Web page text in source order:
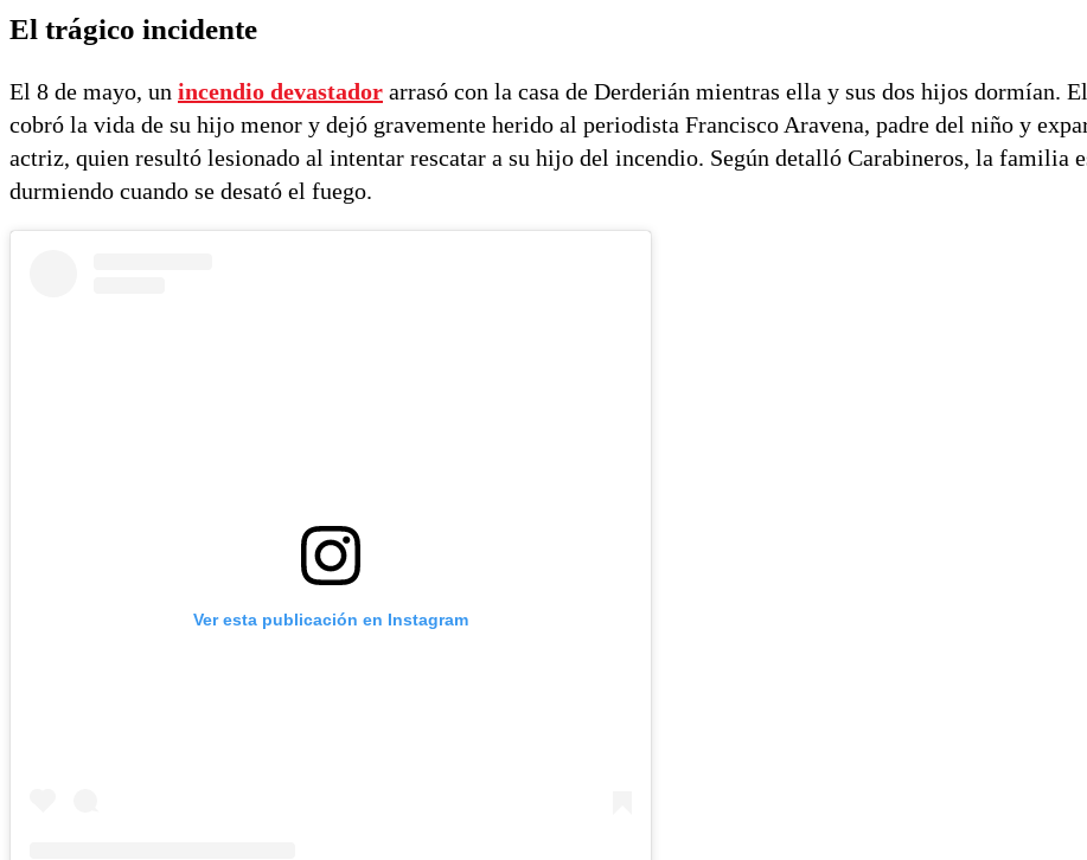
El trágico incidente
El 8 de mayo, un incendio devastador arrasó con la casa de Derderián mientras ella y sus dos hijos dormían.
cobró la vida de su hijo menor y dejó gravemente herido al periodista Francisco Aravena, padre del niño y
actriz, quien resultó lesionado al intentar rescatar a su hijo del incendio. Según detalló Carabineros, la familia
durmiendo cuando se desató el fuego.
Ver esta publicación en Instagram